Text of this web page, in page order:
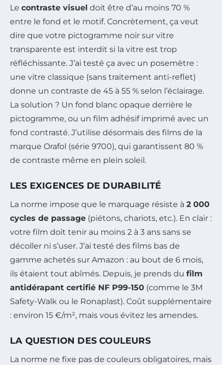
Le contraste visuel doit être d’au moins 70 %
entre le fond et le motif. Concrètement, ça veut
dire que votre pictogramme noir sur vitre
transparente est interdit si la vitre est trop
réfléchissante. J’ai testé ça avec un posemètre :
une vitre classique (sans traitement anti-reflet)
donne un contraste de 45 à 55 % selon l’éclairage.
La solution ? Un fond blanc opaque derrière le
pictogramme, ou un film adhésif imprimé avec un
fond contrasté. J’utilise désormais des films de la
marque Orafol (série 9700), qui garantissent 80 %
de contraste même en plein soleil.
LES EXIGENCES DE DURABILITÉ
La norme impose que le marquage résiste à 2 000
cycles de passage (piétons, chariots, etc.). En clair :
votre film doit tenir au moins 2 à 3 ans sans se
décoller ni s’user. J’ai testé des films bas de
gamme achetés sur Amazon : au bout de 6 mois,
ils étaient tout abîmés. Depuis, je prends du film
antidérapant certifié NF P99-150 (comme le 3M
Safety-Walk ou le Ronaplast). Coût supplémentaire
: environ 15 €/m², mais vous évitez les amendes.
LA QUESTION DES COULEURS
La norme ne fixe pas de couleurs obligatoires, mais